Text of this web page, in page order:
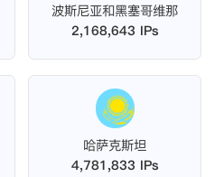
波斯尼亚和黑塞哥维那
2,168,643 IPs
哈萨克斯坦
4,781,833 IPs